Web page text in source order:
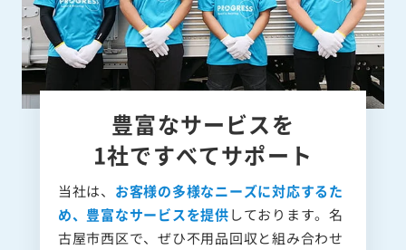
豊富なサービスを
1社ですべてサポート
当社は、 お客様の多様なニーズに対応するた
め、豊富なサービスを提供しております。名
古屋市西区で、ぜひ不用品回収と組み合わせ